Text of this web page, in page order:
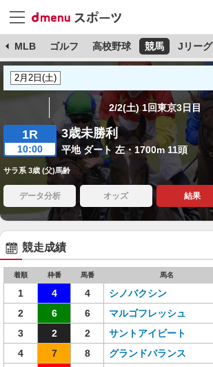
MLB ゴルフ 高校野球 競馬 Jリーグ
2/2(土) 1回東京3日目
1R
10:00
3歳未勝利
平地 ダート 左・1700m 11頭
サラ系 3歳 (父)馬齢
データ分析 オッズ 結果
競走成績
着順 枠番 馬番 馬名
1 4 4 シノバクシン
2
6 6 マルゴフレッシュ
3
2 2 サントアイビート
4
7 8 グランドバランス